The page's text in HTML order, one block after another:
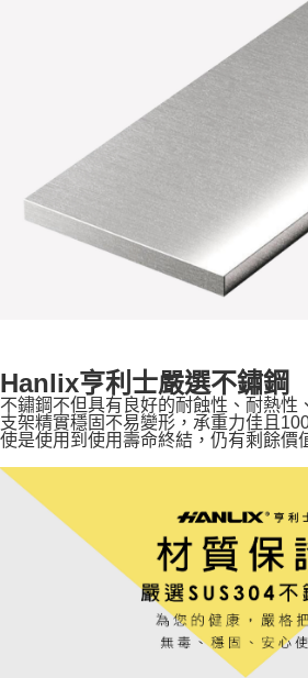
Hanlix亨利士嚴選不鏽鋼
不鏽鋼不但具有良好的耐蝕性、耐熱性
支架精實穩固不易變形，承重力佳且
使是使用到使用壽命終結，仍有剩餘價